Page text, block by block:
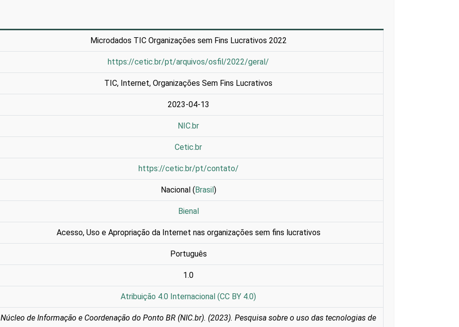
Microdados TIC Organizações sem Fins Lucrativos 2022
https://cetic.br/pt/arquivos/osfil/2022/geral/
TIC, Internet, Organizações Sem Fins Lucrativos
2023-04-13
NIC.br
Cetic.br
https://cetic.br/pt/contato/
Nacional ( Brasil )
Bienal
Acesso, Uso e Apropriação da Internet nas organizações sem fins lucrativos
Português
1.0
Atribuição 4.0 Internacional (CC BY 4.0)
Núcleo de Informação e Coordenação do Ponto BR (NIC.br). (2023). Pesquisa sobre o uso das tecnologias de